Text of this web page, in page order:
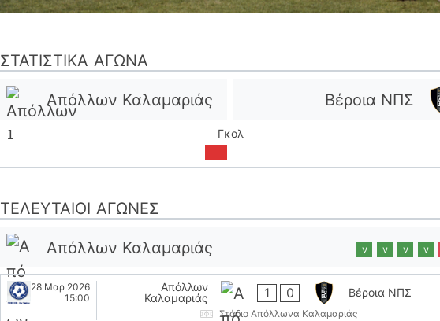
ΣΤΑΤΙΣΤΙΚΆ ΑΓΏΝΑ
Απόλλων Καλαμαριάς Βέροια ΝΠΣ
1 Γκολ
ΤΕΛΕΥΤΑΊΟΙ ΑΓΏΝΕΣ
Απόλλων Καλαμαριάς ν ν ν ν
28 Μαρ 2026
15:00
Απόλλων
Καλαμαριάς
1 0 Βέροια ΝΠΣ
Στάδιο Απόλλωνα Καλαμαριάς